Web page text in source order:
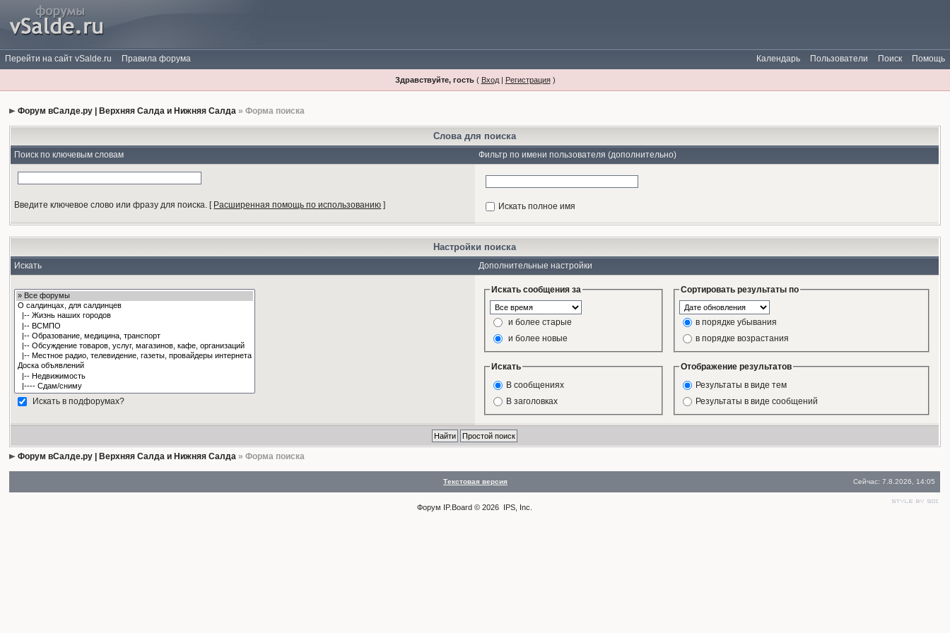
Перейти на сайт vSalde.ru Правила форума Помощь
Поиск
Пользователи
Календарь
Здравствуйте, гость( Вход| Регистрация)
Форум вСалде.ру | Верхняя Салда и Нижняя Салда » Форма поиска
Слова для поиска
Поиск по ключевым словам Фильтр по имени пользователя (дополнительно)
Введите ключевое слово или фразу для поиска. [ Расширенная помощь по использованию ] Искать полное имя
Настройки поиска
Искать Дополнительные настройки
Искать в подфорумах?
Искать сообщения за
и более старые
и более новые
Сортировать результаты по
в порядке убывания
в порядке возрастания
Искать
В сообщениях
В заголовках
Отображение результатов
Результаты в виде тем
Результаты в виде сообщений
Форум вСалде.ру | Верхняя Салда и Нижняя Салда » Форма поиска
Текстовая версия Сейчас: 7.8.2026, 14:05
Форум IP.Board © 2026 IPS, Inc